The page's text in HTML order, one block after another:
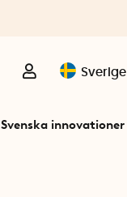
Sverige
Svenska innovationer